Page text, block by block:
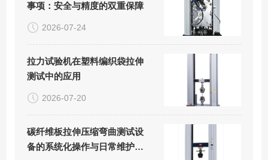
事项：安全与精度的双重保障
2026-07-24
拉力试验机在塑料编织袋拉伸
测试中的应用
2026-07-20
碳纤维板拉伸压缩弯曲测试设
备的系统化操作与日常维护方